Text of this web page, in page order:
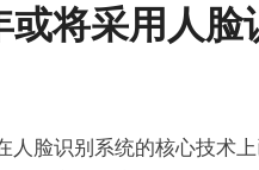
或将采用人脸
人脸识别系统的核心技术